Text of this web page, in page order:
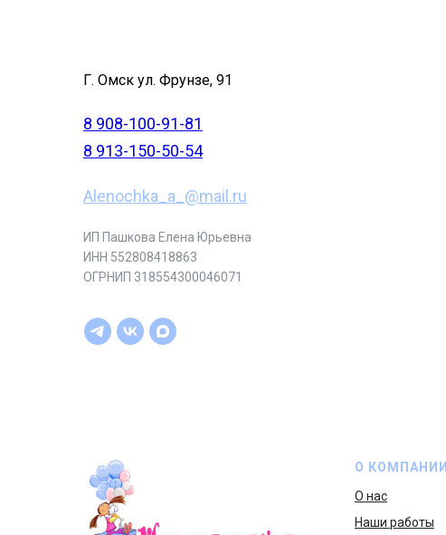
Г. Омск ул. Фрунзе, 91
8 908-100-91-81
8 913-150-50-54
Alenochka_a_@mail.ru
ИП Пашкова Елена Юрьевна
ИНН 552808418863
ОГРНИП 318554300046071
О КОМПАНИИ
О нас
Наши работы